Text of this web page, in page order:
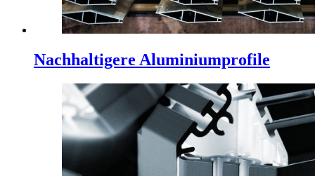
Nachhaltigere Aluminiumprofile